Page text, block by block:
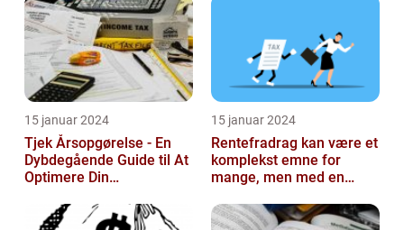
15 januar 2024
Tjek Årsopgørelse - En
Dybdegående Guide til At
Optimere Din
15 januar 2024
Rentefradrag kan være et
komplekst emne for
mange, men med en
kan man nemt og ...